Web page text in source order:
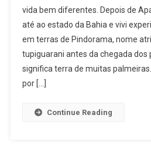
vida bem diferentes. Depois de
até ao estado da Bahia e vivi
em terras de Pindorama, nome
tupiguarani antes da chegada dos
significa terra de muitas
por […]
Continue Reading